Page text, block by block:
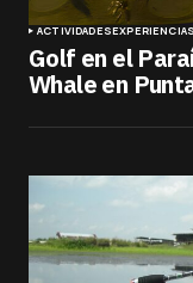
ACTIVIDADESEXPERIENCIAS
Golf en el
Whale en